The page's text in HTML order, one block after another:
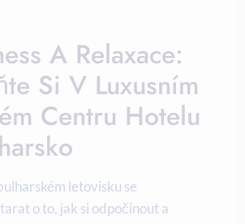
A Relaxace:
Si V Luxusním
Centru Hotelu
letovisku se
o to, jak si odpočinout a